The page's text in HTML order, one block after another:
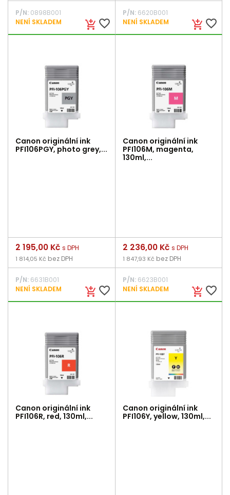
add_shopping_cart favorite_border
P/N: 0898B001
NENÍ SKLADEM
add_shopping_cart favorite_border
P/N:6620B001
NENÍ SKLADEM
Canon originální ink
PFI106PGY, photo grey,...
add_shopping_cart favorite_border
Cena
2 195,00 Kč s DPH
1 814,05 Kč bez DPH
P/N: 6631B001
NENÍ SKLADEM
Canon originální ink
PFI106M, magenta,
130ml,...
add_shopping_cart favorite_border
Cena
2 236,00 Kč s DPH
1 847,93 Kč bez DPH
P/N:6623B001
NENÍ SKLADEM
Canon originální ink
PFI106R, red, 130ml,...
Canon originální ink
PFI106Y, yellow, 130ml,...